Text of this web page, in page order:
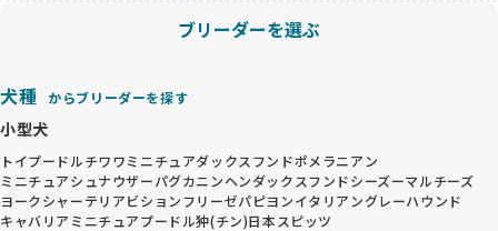
ブリーダーを選ぶ
犬種 からブリーダーを探す
小型犬
トイプードルチワワミニチュアダックスフンドポメラニアン
ミニチュアシュナウザーパグカニンヘンダックスフンドシーズーマルチーズ
ヨークシャーテリアビションフリーゼパピヨンイタリアングレーハウンド
キャバリア ミニチュアプードル狆(チン)日本スピッツ